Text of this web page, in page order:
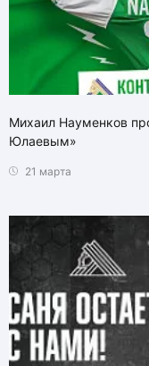
Михаил Науменков
Юлаевым»
21 марта